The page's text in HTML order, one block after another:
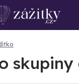
skupiny